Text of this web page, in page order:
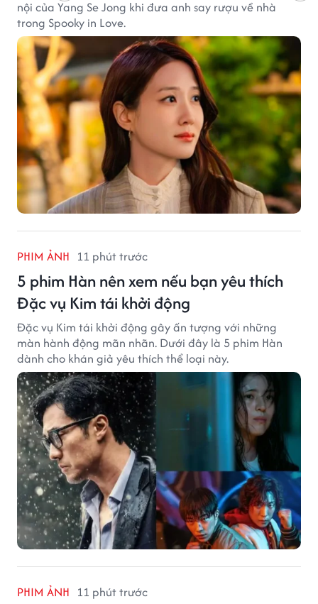
nội của Yang Se Jong khi đưa anh say rượu về nhà
trong Spooky in Love.
PHIM ẢNH 11 phút trước
5 phim Hàn nên xem nếu bạn yêu thích
Đặc vụ Kim tái khởi động
Đặc vụ Kim tái khởi động gây ấn tượng với những
màn hành động mãn nhãn. Dưới đây là 5 phim Hàn
dành cho khán giả yêu thích thể loại này.
PHIM ẢNH 11 phút trước